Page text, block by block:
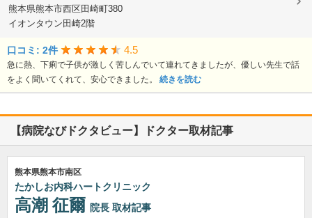
熊本県熊本市西区田崎町380
イオンタウン田崎2階
口コミ: 2件 4.5
急に熱、下痢で子供が激しく苦しんでいて連れてきましたが、優しい先生で話
をよく聞いてくれて、安心できました。 続きを読む
【病院なびドクタビュー】ドクター取材記事
熊本県熊本市南区
たかしお内科ハートクリニック
高潮 征爾 院長 取材記事